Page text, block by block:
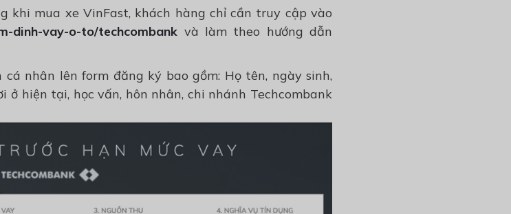
mua xe VinFast, khách hàng chỉ cần truy cập vào
dinh-vay-o-to/techcombank và làm theo hướng dẫn
nhân lên form đăng ký bao gồm: Họ tên, ngày sinh,
hiện tại, học vấn, hôn nhân, chi nhánh Techcombank